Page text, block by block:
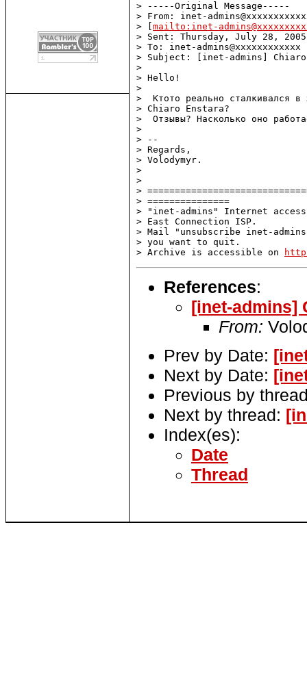
> -----Original Message-----
> From: inet-
> [ mailto:inet-
> Sent: Thursday, July 28, 2005
> To: inet-admins@xxxxxxxxxxxx
> Subject: [inet-admins] Chiaro
>
> Hello!
>
>  Ктото реально сталкивался
> Chiaro Enstara?
>  Отзывы? Насколько оно
>
> --
> Regards,
> Volodymyr.
>
>
>
> ===============
> "inet-admins" Internet
> East Connection ISP.
> Mail "unsubscribe inet-
> you want to quit.
> Archive is accessible on
References:
[inet-admins]
From:
Prev by Date:
Next by Date:
Previous by
Next by thread:
Index(es):
Date
Thread